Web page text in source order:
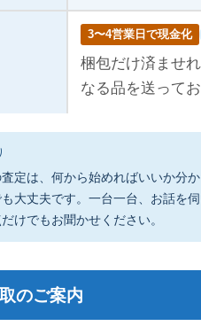
3〜4営業日で現金化
梱包だけ済ませ
なる品を送って
定は、何から始めればいいか分
大丈夫です。一台一台、お話を
けでもお聞かせください。
のご案内